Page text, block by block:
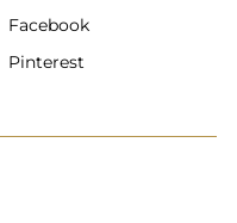
Facebook
Pinterest